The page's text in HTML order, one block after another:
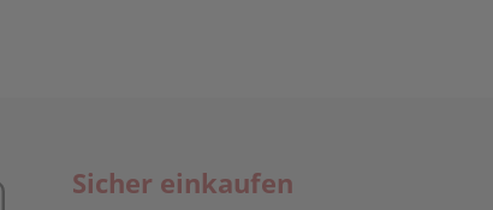
Sicher einkaufen